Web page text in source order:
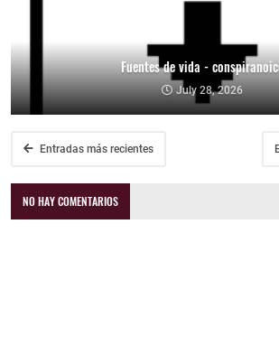
Fuentes de vida -
July 28, 2026
Entradas más recientes
NO HAY COMENTARIOS